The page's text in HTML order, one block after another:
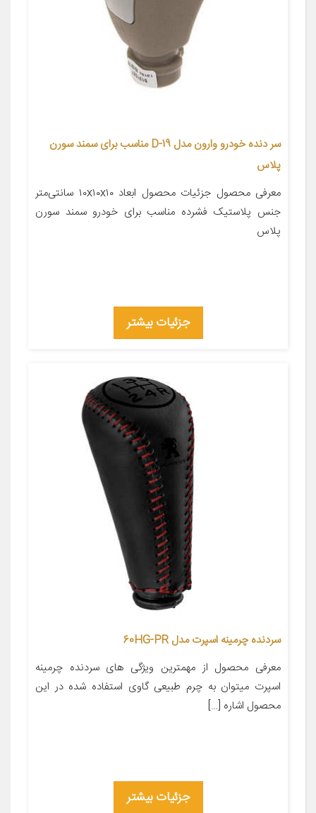
سر دنده خودرو وارون مدل D-19 مناسب برای سمند سورن
پلاس
معرفی محصول جزئیات محصول ابعاد ۱۰x۱۰x۱۰ سانتی‌متر
جنس پلاستیک فشرده مناسب برای خودرو سمند سورن
پلاس
جزئیات بیشتر
سردنده چرمینه اسپرت مدل 60HG-PR
معرفی محصول از مهمترین ویژگی های سردنده چرمینه
اسپرت میتوان به چرم طبیعی گاوی استفاده شده در این
محصول اشاره […]
جزئیات بیشتر